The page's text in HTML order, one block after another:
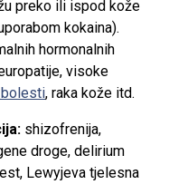
preko ili ispod kože
kokaina).
hormonalnih
visoke
, raka kože itd.
shizofrenija,
droge, delirium
Lewyjeva tjelesna